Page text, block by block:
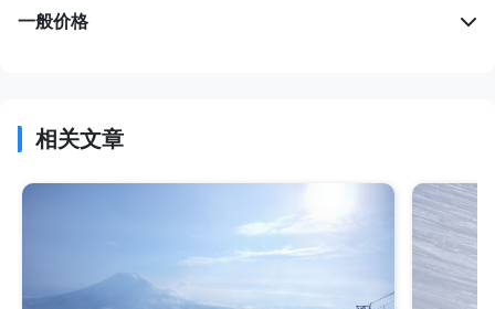
一般价格
相关文章